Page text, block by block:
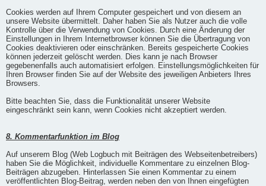
Cookies werden auf Ihrem Computer gespeichert und von diesem an
unsere Website übermittelt. Daher haben Sie als Nutzer auch die volle
Kontrolle über die Verwendung von Cookies. Durch eine Änderung der
Einstellungen in Ihrem Internetbrowser können Sie die Übertragung von
Cookies deaktivieren oder einschränken. Bereits gespeicherte Cookies
können jederzeit gelöscht werden. Dies kann je nach Browser
gegebenenfalls auch automatisiert erfolgen. Einstellungsmöglichkeiten für
Ihren Browser finden Sie auf der Website des jeweiligen Anbieters Ihres
Browsers.
Bitte beachten Sie, dass die Funktionalität unserer Website
eingeschränkt sein kann, wenn Cookies nicht akzeptiert werden.
8. Kommentarfunktion im Blog
Auf unserem Blog (Web Logbuch mit Beiträgen des Webseitenbetreibers)
haben Sie die Möglichkeit, individuelle Kommentare zu einzelnen Blog-
Beiträgen abzugeben. Hinterlassen Sie einen Kommentar zu einem
veröffentlichten Blog-Beitrag, werden neben den von Ihnen eingefügten